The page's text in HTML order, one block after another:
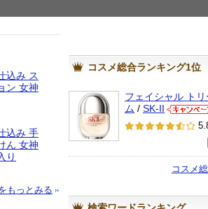
込み ス
ン 女神
込み 手
ん 女神
り
もっとみる
コスメ総合ランキング1位
フェイシャル ト
ム / SK-II
SK-IIから
お知らせ
コスメ